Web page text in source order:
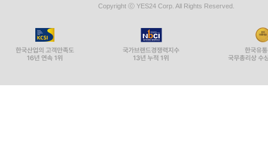
Copyright ⓒ YES24 Corp. All Rights Reserved.